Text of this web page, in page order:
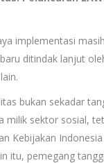
implementasi
ditindak lanjut
bukan sekadar
milik sektor sosial,
Kebijakan
itu, pemegang